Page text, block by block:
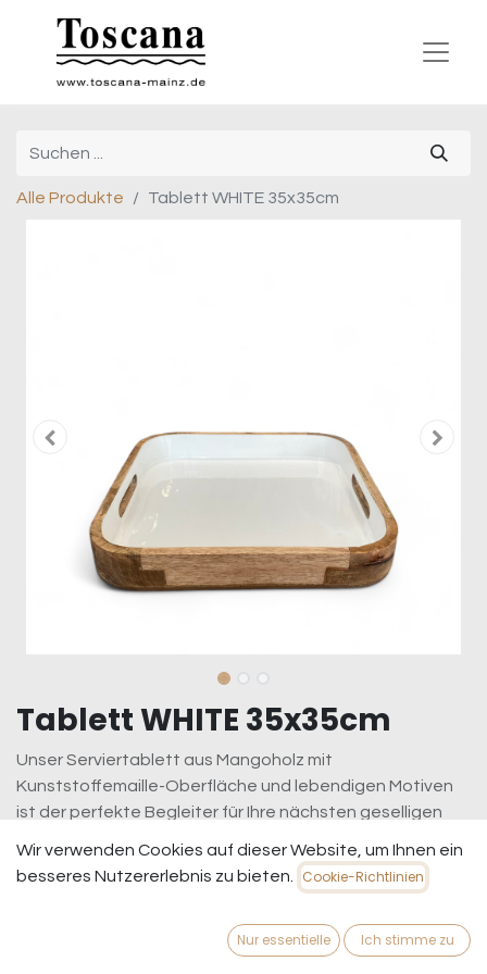
Alle Produkte Tablett WHITE 35x35cm
Tablett WHITE 35x35cm
Unser Serviertablett aus Mangoholz mit
Kunststoffemaille-Oberfläche und lebendigen Motiven
ist der perfekte Begleiter für Ihre nächsten geselligen
lässt es sich bequem transportieren – ideal für Buffets,
Partys oder den täglichen Gebrauch.
zzgl. Versandkosten
Wir verwenden Cookies auf dieser Website, um Ihnen ein
besseres Nutzererlebnis zu bieten.
Cookie-Richtlinien
Nur essentielle Ich stimme zu